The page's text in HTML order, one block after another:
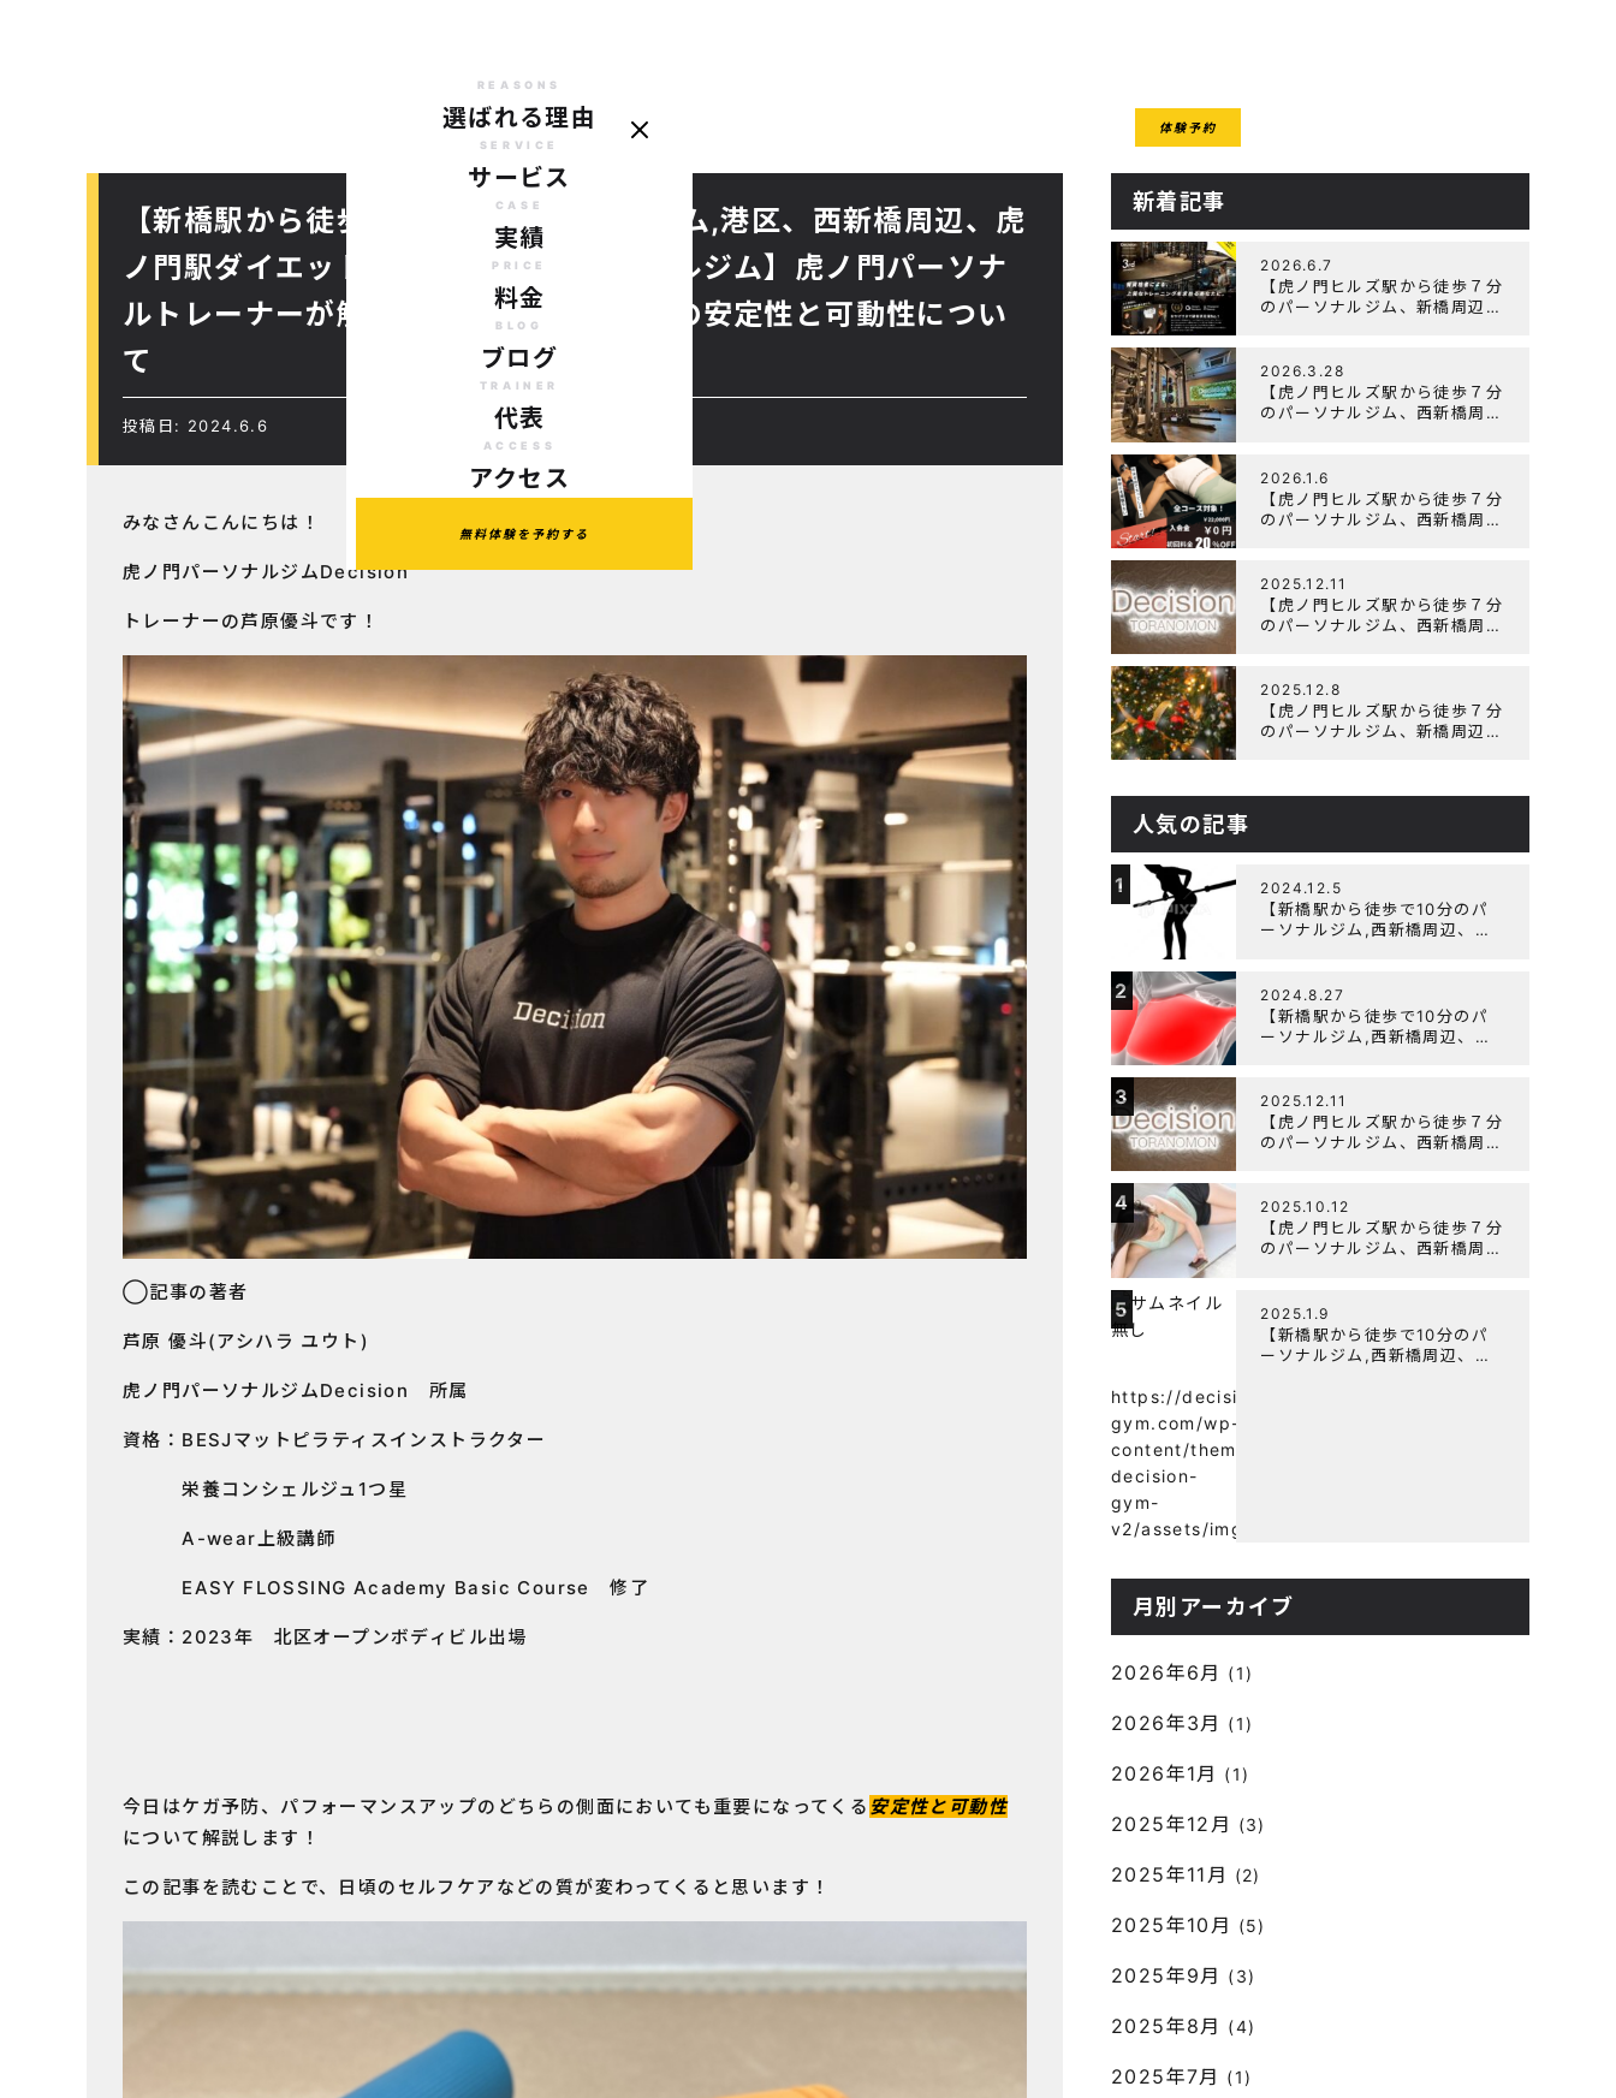
体験予約
REASONS
選ばれる理由
SERVICE
サービス
CASE
実績
PRICE
料金
BLOG
ブログ
TRAINER
代表
ACCESS
アクセス
無料体験を予約する
【新橋駅から徒歩で10分のパーソナルジム,港区、西新橋周辺、虎
ノ門駅ダイエットにオススメのパーソナルジム】虎ノ門パーソナ
ルトレーナーが解説するケガ予防のための安定性と可動性につい
て
投稿日: 2024.6.6
みなさんこんにちは！
虎ノ門パーソナルジムDecision
トレーナーの芦原優斗です！
◯記事の著者
芦原 優斗(アシハラ ユウト)
虎ノ門パーソナルジムDecision 所属
資格：BESJマットピラティスインストラクター
栄養コンシェルジュ1つ星
A-wear上級講師
EASY FLOSSING Academy Basic Course 修了
実績：2023年 北区オープンボディビル出場
今日はケガ予防、パフォーマンスアップのどちらの側面においても重要になってくる 安定性と可動性
について解説します！
この記事を読むことで、日頃のセルフケアなどの質が変わってくると思います！
新着記事
2026.6.7
【虎ノ門ヒルズ駅から徒歩７分
のパーソナルジム、新橋周辺、
ペーン』実施中！
2026.3.28
【虎ノ門ヒルズ駅から徒歩７分
のパーソナルジム、西新橋周
トレーニング記事の監修をしま
した
2026.1.6
【虎ノ門ヒルズ駅から徒歩７分
のパーソナルジム、西新橋周
ャンペーン実施します！
2025.12.11
【虎ノ門ヒルズ駅から徒歩７分
のパーソナルジム、西新橋周
について
2025.12.8
【虎ノ門ヒルズ駅から徒歩７分
のパーソナルジム、新橋周辺、
ーン実施中です！
人気の記事
1 2024.12.5
【新橋駅から徒歩で10分のパ
ーソナルジム,西新橋周辺、虎
者編】胸トレで背中が筋肉痛に
なるのはなぜか？
2 2024.8.27
【新橋駅から徒歩で10分のパ
ーソナルジム,西新橋周辺、虎
よく鍛えるメニュー構成につい
て
3 2025.12.11
【虎ノ門ヒルズ駅から徒歩７分
のパーソナルジム、西新橋周
について
4 2025.10.12
【虎ノ門ヒルズ駅から徒歩７分
のパーソナルジム、西新橋周
ちる！？『可逆性の原理』と
は？
5
https://decision-
gym.com/wp-
content/themes/wp-
decision-
gym-
v2/assets/img/
2025.1.9
【新橋駅から徒歩で10分のパ
ーソナルジム,西新橋周辺、虎
月別アーカイブ
2026年6月 (1)
2026年3月 (1)
2026年1月 (1)
2025年12月 (3)
2025年11月 (2)
2025年10月 (5)
2025年9月 (3)
2025年8月 (4)
2025年7月 (1)